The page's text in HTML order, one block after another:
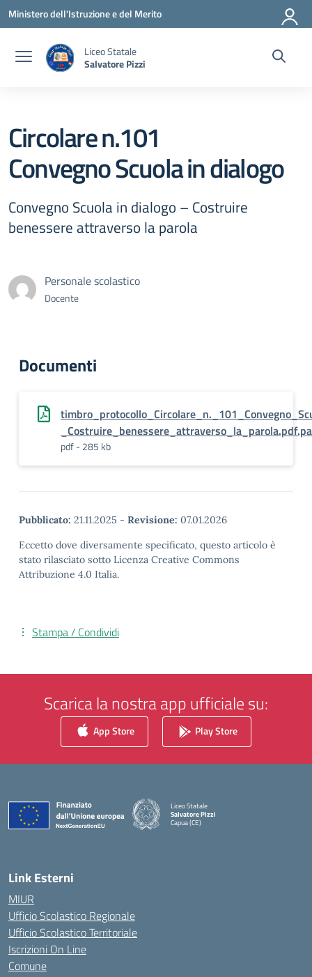
Vai ai contenuti
Vai al menu di navigazione
Vai al footer
Ministero dell'Istruzione e del Merito
Liceo Statale
Salvatore Pizzi
Circolare n.101
Convegno Scuola in dialogo
Convegno Scuola in dialogo – Costruire
benessere attraverso la parola
Personale scolastico
Docente
Documenti
pdf - 285 kb
Pubblicato: 21.11.2025 - Revisione: 07.01.2026
Eccetto dove diversamente specificato, questo articolo è
stato rilasciato sotto Licenza Creative Commons
Attribuzione 4.0 Italia.
Stampa / Condividi
Scarica la nostra app ufficiale su:
App Store Play Store
Liceo Statale
Salvatore Pizzi
Capua (CE)
— Visita la pagina iniziale della scuola
Link Esterni
MIUR
Ufficio Scolastico Regionale
Ufficio Scolastico Territoriale
Iscrizioni On Line
Comune